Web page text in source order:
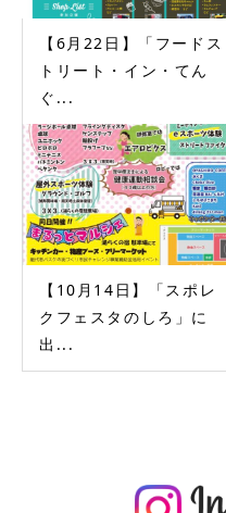
【6月22日】「フードス
トリート・イン・てん
ぐ...
【10月14日】「スポレ
クフェスタのしろ」に
出...